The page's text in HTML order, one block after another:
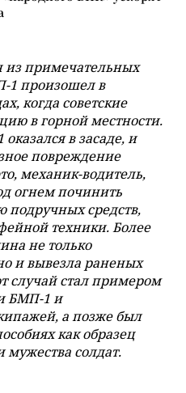
из примечательных
1 произошел в
когда советские
в горной местности.
в засаде, и
повреждение
механик-водитель,
огнем починить
подручных средств,
техники. Более
не только
и вывезла раненых
случай стал примером
БМП-1 и
а позже был
как образец
солдат.